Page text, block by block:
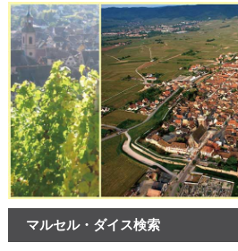
マルセル・ダイス検索